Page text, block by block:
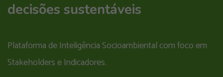
decisões sustentáveis
Plataforma de Inteligência Socioambiental com foco em
Stakeholders e Indicadores.